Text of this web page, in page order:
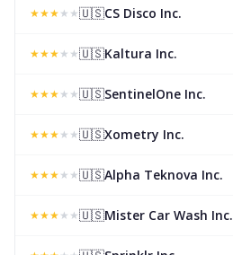
★★★★ ★🇺🇸CS Disco Inc.
★★★★ ★🇺🇸Kaltura Inc.
★★★★ ★🇺🇸SentinelOne Inc.
★★★★ ★🇺🇸Xometry Inc.
★★★★ ★🇺🇸Alpha Teknova Inc.
★★★★ ★🇺🇸Mister Car Wash Inc.